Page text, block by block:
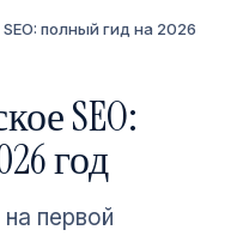
полный гид на 2026
SEO:
год
первой